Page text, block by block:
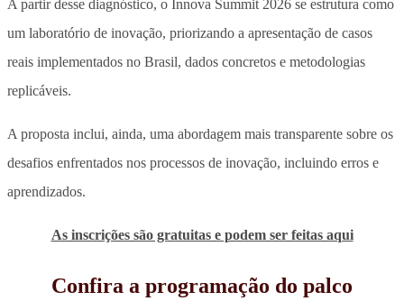
A partir desse diagnóstico, o Innova Summit 2026 se estrutura como
um laboratório de inovação, priorizando a apresentação de casos
reais implementados no Brasil, dados concretos e metodologias
replicáveis.
A proposta inclui, ainda, uma abordagem mais transparente sobre os
desafios enfrentados nos processos de inovação, incluindo erros e
aprendizados.
As inscrições são gratuitas e podem ser feitas aqui
Confira a programação do palco